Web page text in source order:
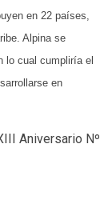
en 22 países,
Alpina se
lo cual cumpliría el
en
Aniversario Nº